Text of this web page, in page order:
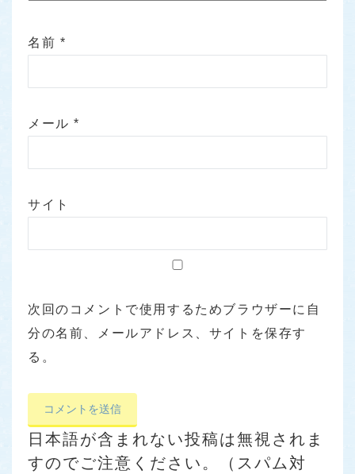
名前 *
メール*
サイト
次回のコメントで使用するためブラウザーに自
分の名前、メールアドレス、サイトを保存す
る。
日本語が含まれない投稿は無視されま
すのでご注意ください。（スパム対